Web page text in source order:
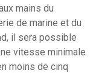
mains du
de marine et du
il sera possible
vitesse minimale
moins de cinq